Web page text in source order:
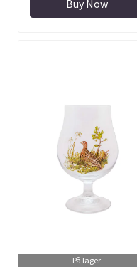
Buy Now
På lager